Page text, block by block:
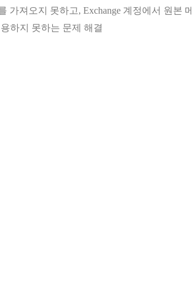
가져오지 못하고, Exchange 계정에서 원본 메
하지 못하는 문제 해결